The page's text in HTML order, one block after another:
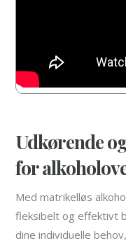
Udkørende
for
Med matrikelløs
fleksibelt og effektivt
dine individuelle